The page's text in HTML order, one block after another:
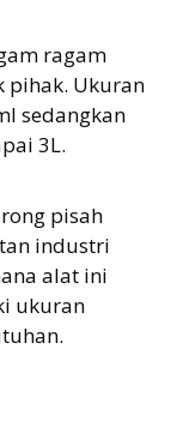
ragam
pihak. Ukuran
sedangkan
3L.
pisah
industri
alat ini
ukuran